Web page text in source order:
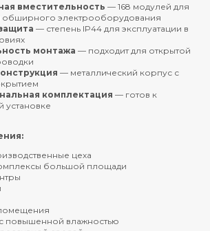
вместительность — 168 модулей для
электрооборудования
— степень IP44 для эксплуатации в
монтажа — подходит для открытой
— металлический корпус с
комплектация — готов к
установке
цеха
большой площади
повышенной влажностью